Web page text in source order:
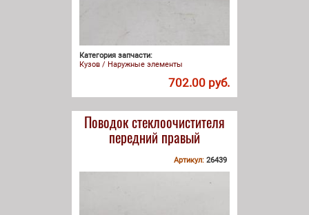
Категория запчасти:
Кузов / Наружные элементы
702.00 руб.
Поводок стеклоочистителя
передний правый
Артикул: 26439